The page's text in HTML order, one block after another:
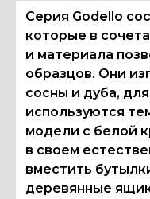
Серия Godello
которые в
и материала
образцов. Они
сосны и дуба,
используются
модели с белой
в своем
вместить
деревянные